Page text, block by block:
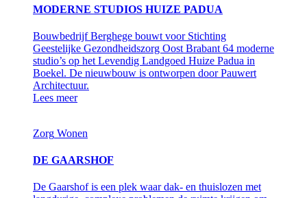
MODERNE STUDIOS HUIZE PADUA
Bouwbedrijf Berghege bouwt voor Stichting
Geestelijke Gezondheidszorg Oost Brabant 64 moderne
studio’s op het Levendig Landgoed Huize Padua in
Boekel. De nieuwbouw is ontworpen door Pauwert
Architectuur.
Lees meer
Zorg Wonen
DE GAARSHOF
De Gaarshof is een plek waar dak- en thuislozen met